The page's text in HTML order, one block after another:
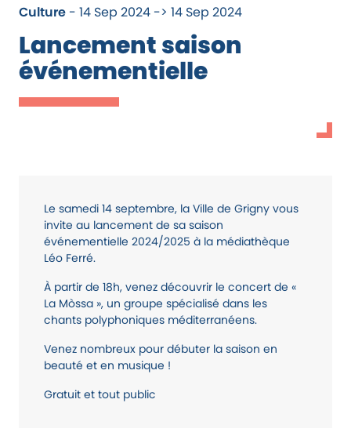
Culture - 14 Sep 2024 -> 14 Sep 2024
Lancement saison
événementielle
Le samedi 14 septembre, la Ville de Grigny vous
invite au lancement de sa saison
événementielle 2024/2025 à la médiathèque
Léo Ferré.
À partir de 18h, venez découvrir le concert de «
La Mòssa », un groupe spécialisé dans les
chants polyphoniques méditerranéens.
Venez nombreux pour débuter la saison en
beauté et en musique !
Gratuit et tout public